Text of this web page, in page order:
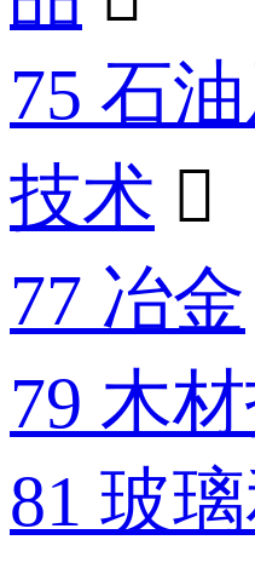
75 石
技术 
77 冶金
79 木
81 玻